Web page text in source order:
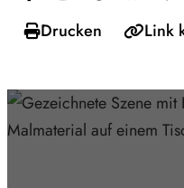
Drucken Link